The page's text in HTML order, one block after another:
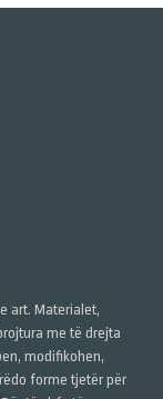
art. Materialet,
me të drejta
modifikohen,
forme tjetër për